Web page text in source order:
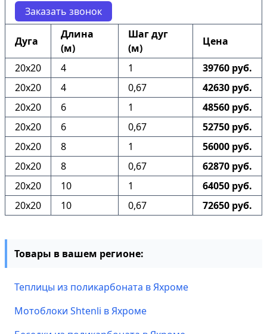
Заказать звонок
Дуга
Длина
(м)
Шаг дуг
(м)
Цена
20х20 4 1
39760 руб.
20х20
4 0,67
42630 руб.
20х20
6 1
48560 руб.
20х20
6 0,67
52750 руб.
20х20
8 1
56000 руб.
20х20
8 0,67
62870 руб.
20х20
10 1
64050 руб.
20х20
10 0,67 72650 руб.
Товары в вашем регионе:
Теплицы из поликарбоната в Яхроме
Мотоблоки Shtenli в Яхроме